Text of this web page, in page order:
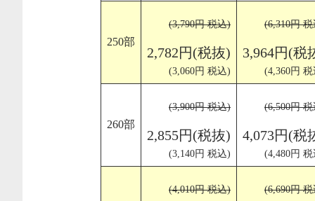
250部
(3,790円 税込)
2,782円(税抜)
(3,060円 税込)
(6,310円
3,964円(税
(4,360円
260部
(3,900円 税込)
2,855円(税抜)
(3,140円 税込)
(6,500円
4,073円(税
(4,480円
(4,010円 税込) (6,690円